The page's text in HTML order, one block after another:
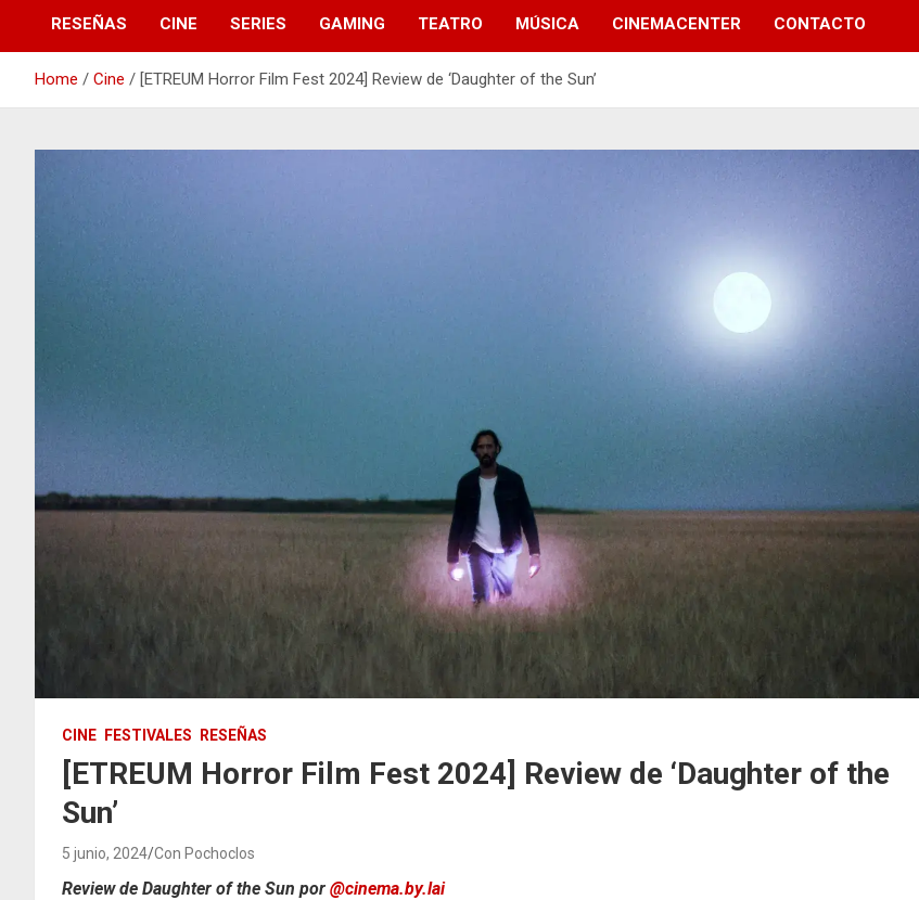
RESEÑAS CINE SERIES GAMING TEATRO MÚSICA CINEMACENTER CONTACTO
Home Cine [ETREUM Horror Film Fest 2024] Review de ‘Daughter of the Sun’
CINE FESTIVALES RESEÑAS
[ETREUM Horror Film Fest 2024] Review de ‘Daughter of the
Sun’
5 junio, 2024 Con Pochoclos
Review de Daughter of the Sun por @cinema.by.lai